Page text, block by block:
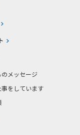
メッセージ
をしています